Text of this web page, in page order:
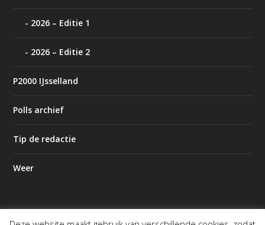
2026 – Editie 1
2026 – Editie 2
P2000 IJsselland
Polls archief
Tip de redactie
Weer